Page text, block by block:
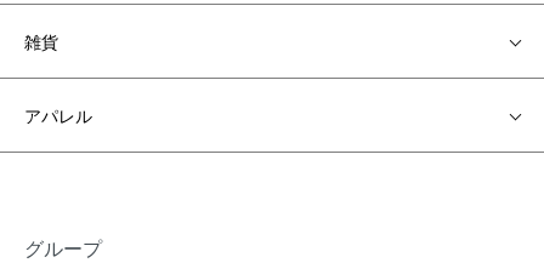
雑貨
アパレル
グループ